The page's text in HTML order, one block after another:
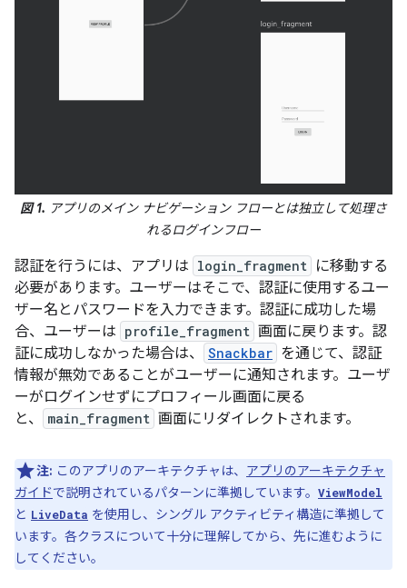
図 1. アプリのメイン ナビゲーション フローとは独立して処理さ
れるログインフロー
認証を行うには、アプリは login_fragment に移動する
必要があります。ユーザーはそこで、認証に使用するユー
ザー名とパスワードを入力できます。認証に成功した場
合、ユーザーは profile_fragment 画面に戻ります。認
証に成功しなかった場合は、
Snackbar を通じて、認証
情報が無効であることがユーザーに通知されます。ユーザ
ーがログインせずにプロフィール画面に戻る
と、
main_fragment 画面にリダイレクトされます。
注: このアプリのアーキテクチャは、 アプリのアーキテクチャ
ガイドで説明されているパターンに準拠しています。 ViewModel
と LiveData を使用し、シングル アクティビティ構造に準拠して
います。各クラスについて十分に理解してから、先に進むように
してください。